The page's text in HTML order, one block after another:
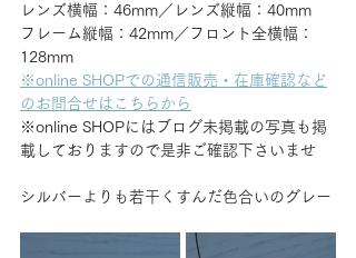
レンズ横幅：46mm／レンズ縦幅：40mm
フレーム縦幅：42mm／フロント全横幅：
128mm
※online SHOPでの通信販売・在庫確認など
のお問合せはこちらから
※online SHOPにはブログ未掲載の写真も掲
載しておりますので是非ご確認下さいませ
シルバーよりも若干くすんだ色合いのグレー